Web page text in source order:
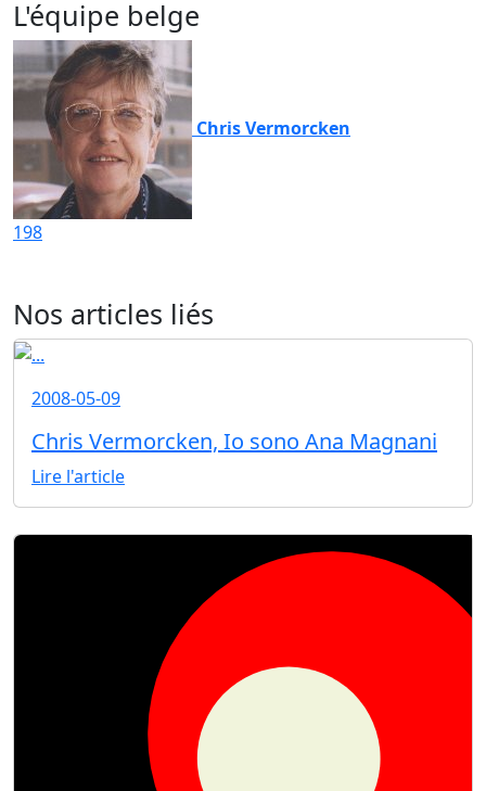
L'équipe belge
Chris Vermorcken
198
Nos articles liés
2008-05-09
Chris Vermorcken, Io sono Ana Magnani
Lire l'article